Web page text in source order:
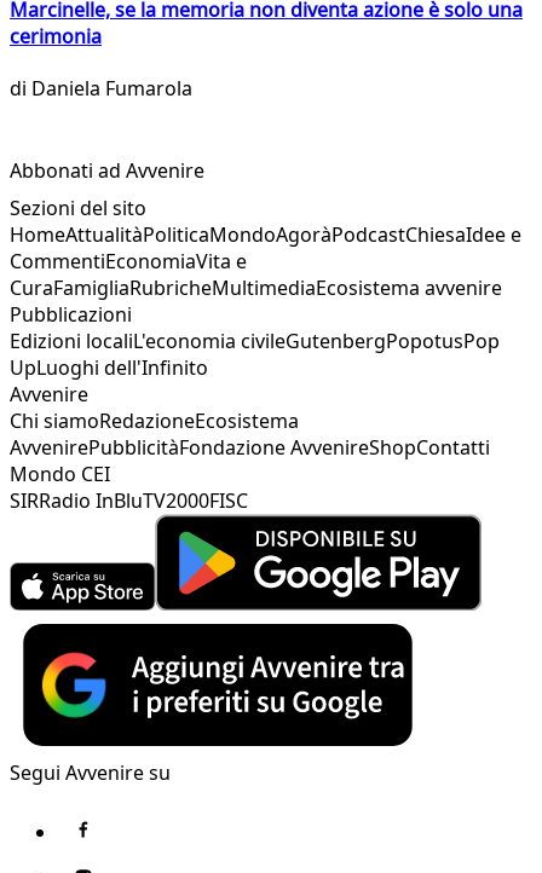
Marcinelle, se la memoria non diventa azione è solo una
cerimonia
di Daniela Fumarola
Abbonati ad Avvenire
Sezioni del sito
HomeAttualitàPoliticaMondoAgoràPodcastChiesaIdee e
CommentiEconomiaVita e
CuraFamigliaRubricheMultimediaEcosistema avvenire
Pubblicazioni
Edizioni localiL'economia civileGutenbergPopotusPop
UpLuoghi dell'Infinito
Avvenire
Chi siamoRedazioneEcosistema
AvvenirePubblicitàFondazione AvvenireShopContatti
Mondo CEI
SIRRadio InBluTV2000FISC
Segui Avvenire su